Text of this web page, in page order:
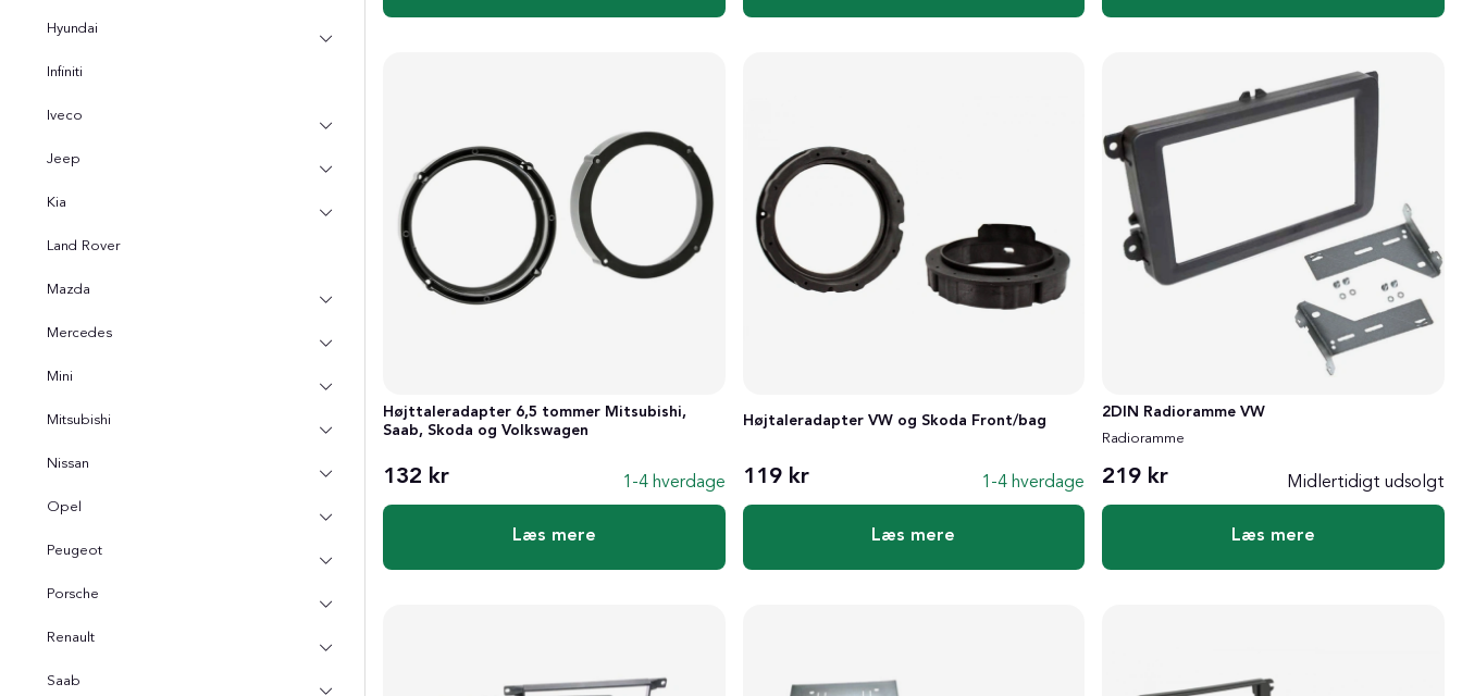
Hyundai
Infiniti
Iveco
Jeep
Kia
Land Rover
Mazda
Mercedes
Mini
Mitsubishi
Nissan
Opel
Peugeot
Porsche
Renault
Saab
Højttaleradapter 6,5 tommer Mitsubishi,
Saab, Skoda og Volkswagen
132 kr 1-4 hverdage
Læs mere
Højtaleradapter VW og Skoda Front/bag
119 kr 1-4 hverdage
Læs mere
2DIN Radioramme VW
Radioramme
219 kr Midlertidigt udsolgt
Læs mere